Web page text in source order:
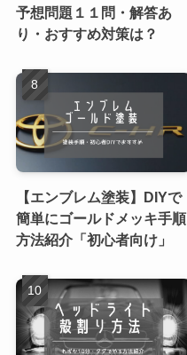
予想問題１１問・解答あ
り・おすすめ対策は？
【エンブレム塗装】DIYで
簡単にゴールドメッキ手順
方法紹介「初心者向け」